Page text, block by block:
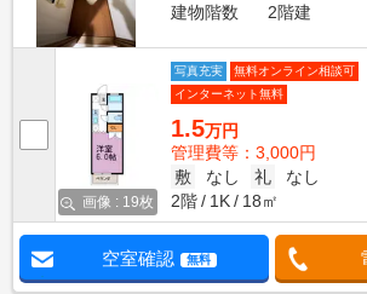
建物階数
2階建
画像 : 19枚
写真充実
無料オンライン相談可
インターネット無料
1.5万円
管理費等：3,000円
敷
なし 礼
なし
2階
1K 18㎡
空室確認 無料